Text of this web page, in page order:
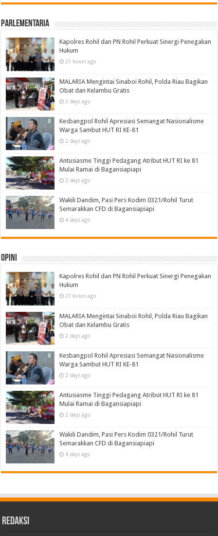
Parlementaria
Kapolres Rohil dan PN Rohil Perkuat Sinergi Penegakan
Hukum
21 hours ago
MALARIA Mengintai Sinaboi Rohil, Polda Riau Bagikan
Obat dan Kelambu Gratis
2 days ago
Kesbangpol Rohil Apresiasi Semangat Nasionalisme
Warga Sambut HUT RI KE-81
2 days ago
Antusiasme Tinggi Pedagang Atribut HUT RI ke 81
Mulai Ramai di Bagansiapiapi
2 days ago
Wakili Dandim, Pasi Pers Kodim 0321/Rohil Turut
Semarakkan CFD di Bagansiapiapi
4 days ago
Opini
Kapolres Rohil dan PN Rohil Perkuat Sinergi Penegakan
Hukum
21 hours ago
MALARIA Mengintai Sinaboi Rohil, Polda Riau Bagikan
Obat dan Kelambu Gratis
2 days ago
Kesbangpol Rohil Apresiasi Semangat Nasionalisme
Warga Sambut HUT RI KE-81
2 days ago
Antusiasme Tinggi Pedagang Atribut HUT RI ke 81
Mulai Ramai di Bagansiapiapi
2 days ago
Wakili Dandim, Pasi Pers Kodim 0321/Rohil Turut
Semarakkan CFD di Bagansiapiapi
4 days ago
Redaksi